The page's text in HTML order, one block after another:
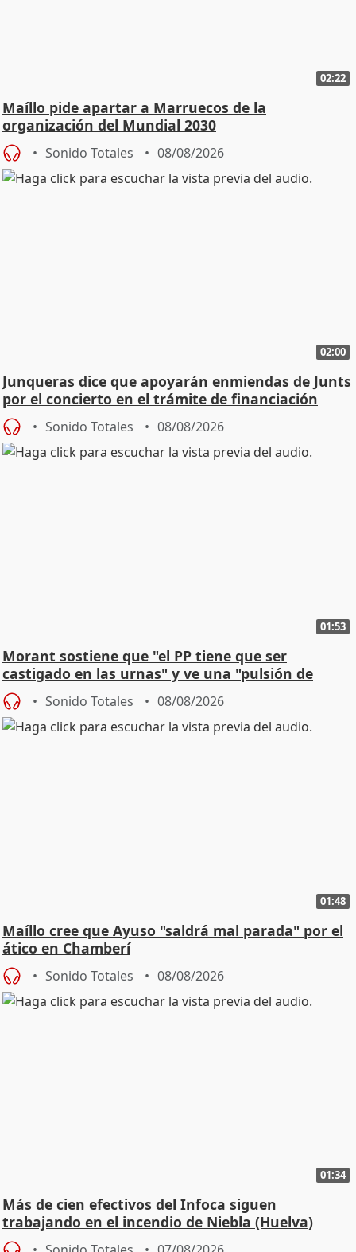
02:22
Maíllo pide apartar a Marruecos de la
organización del Mundial 2030
Sonido Totales 08/08/2026
02:00
Junqueras dice que apoyarán enmiendas de Junts
por el concierto en el trámite de financiación
Sonido Totales 08/08/2026
01:53
Morant sostiene que "el PP tiene que ser
castigado en las urnas" y ve una "pulsión de
cambio"
Sonido Totales 08/08/2026
01:48
Maíllo cree que Ayuso "saldrá mal parada" por el
ático en Chamberí
Sonido Totales 08/08/2026
01:34
Más de cien efectivos del Infoca siguen
trabajando en el incendio de Niebla (Huelva)